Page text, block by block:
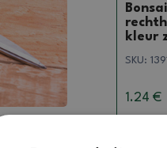
kleur
SKU:
1.24 €